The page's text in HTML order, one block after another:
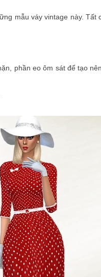
mẫu váy vintage này.
phần eo ôm sát để tạo